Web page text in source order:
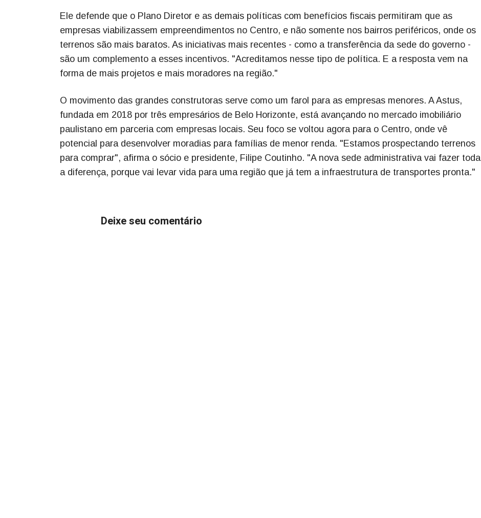
Ele defende que o Plano Diretor e as demais políticas com benefícios fiscais permitiram que as
empresas viabilizassem empreendimentos no Centro, e não somente nos bairros periféricos, onde os
terrenos são mais baratos. As iniciativas mais recentes - como a transferência da sede do governo -
são um complemento a esses incentivos. "Acreditamos nesse tipo de política. E a resposta vem na
forma de mais projetos e mais moradores na região."
O movimento das grandes construtoras serve como um farol para as empresas menores. A Astus,
fundada em 2018 por três empresários de Belo Horizonte, está avançando no mercado imobiliário
paulistano em parceria com empresas locais. Seu foco se voltou agora para o Centro, onde vê
potencial para desenvolver moradias para famílias de menor renda. "Estamos prospectando terrenos
para comprar", afirma o sócio e presidente, Filipe Coutinho. "A nova sede administrativa vai fazer toda
a diferença, porque vai levar vida para uma região que já tem a infraestrutura de transportes pronta."
Deixe seu comentário